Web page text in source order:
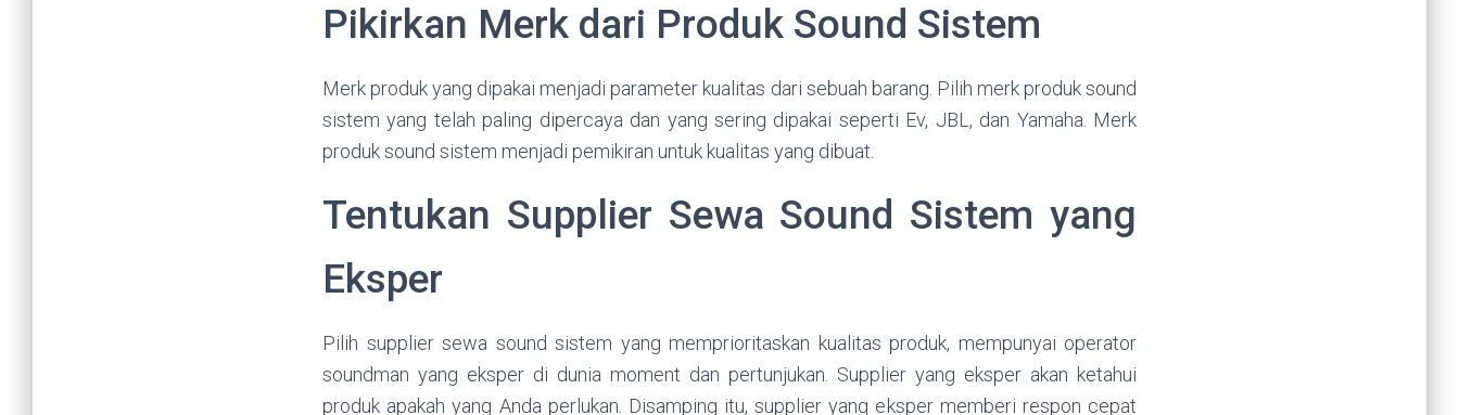
Pikirkan Merk dari Produk Sound Sistem
Merk produk yang dipakai menjadi parameter kualitas dari sebuah barang. Pilih merk produk sound
sistem yang telah paling dipercaya dan yang sering dipakai seperti Ev, JBL, dan Yamaha. Merk
produk sound sistem menjadi pemikiran untuk kualitas yang dibuat.
Tentukan Supplier Sewa Sound Sistem yang
Eksper
Pilih supplier sewa sound sistem yang memprioritaskan kualitas produk, mempunyai operator
soundman yang eksper di dunia moment dan pertunjukan. Supplier yang eksper akan ketahui
produk apakah yang Anda perlukan. Disamping itu, supplier yang eksper memberi respon cepat